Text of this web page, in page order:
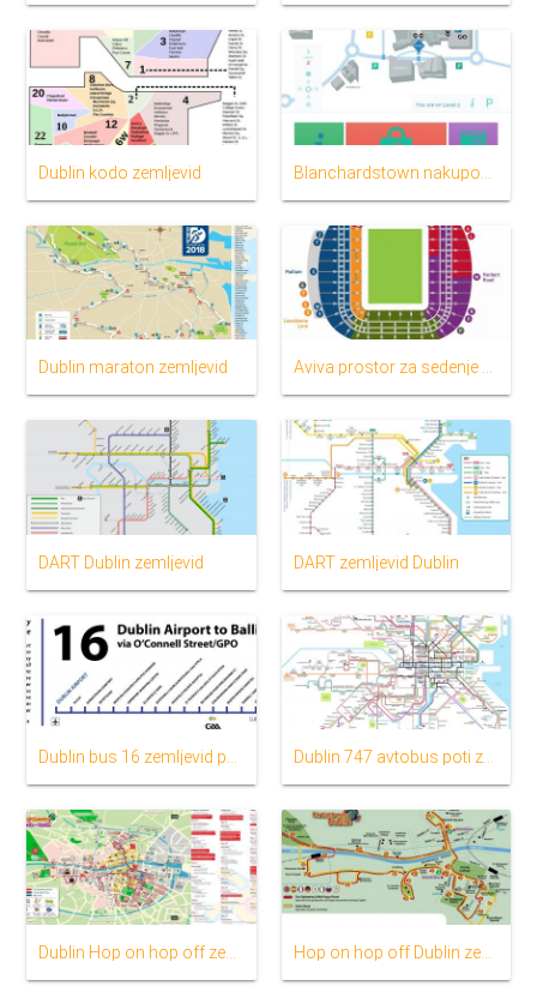
Dublin kodo zemljevid
Dublin maraton zemljevid
DART Dublin zemljevid DART zemljevid Dublin
Dublin 747 avtobus poti zemljevid
Hop on hop off Dublin zemljevid